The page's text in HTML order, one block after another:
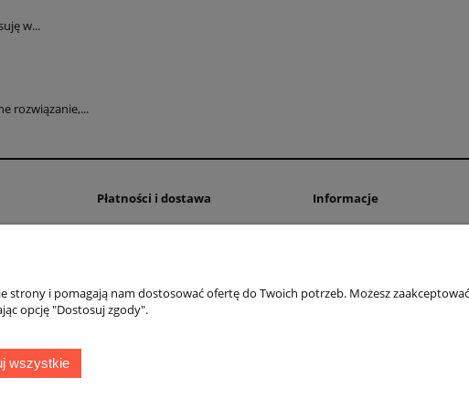
w...
rozwiązanie,...
Płatności i dostawa Informacje
OMEGA Spółka Jawna
strony i pomagają nam dostosować ofertę do Twoich potrzeb. Możesz
opcję "Dostosuj zgody".
wszystkie